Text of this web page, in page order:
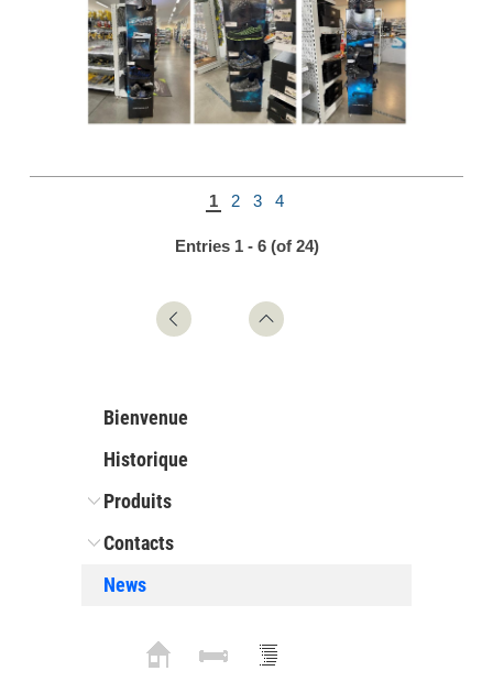
1 2 3 4
Entries 1 - 6 (of 24)
Bienvenue
Historique
Produits
Contacts
News